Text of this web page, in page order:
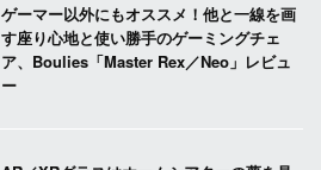
ゲーマー以外にもオススメ！他と一線を画
す座り心地と使い勝手のゲーミングチェ
ア、Boulies「Master Rex／Neo」レビュ
ー